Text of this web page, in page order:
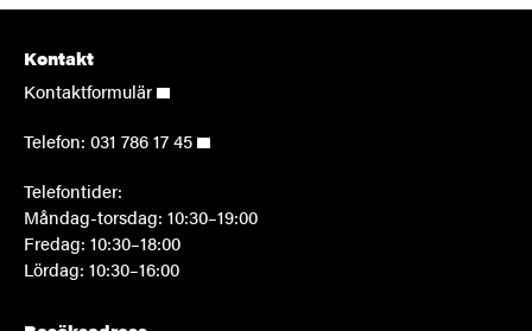
Kontakt
Kontaktformulär
Telefon: 031 786 17 45
Telefontider:
Måndag-torsdag: 10:30–19:00
Fredag: 10:30–18:00
Lördag: 10:30–16:00